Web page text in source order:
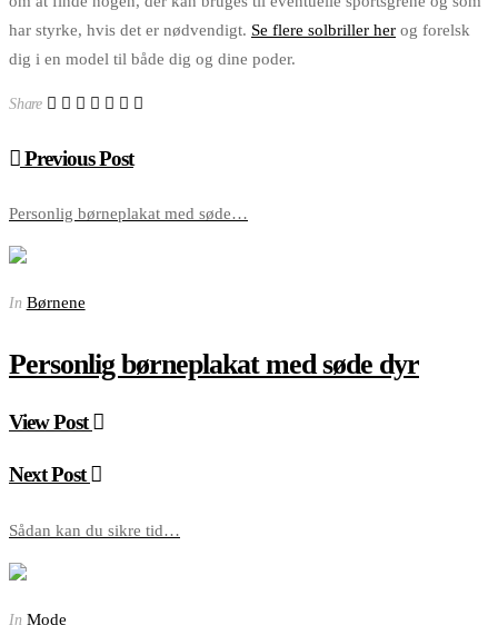
har styrke, hvis det er nødvendigt. Se flere solbriller her og forelsk
dig i en model til både dig og dine poder.
Share
Previous Post
Personlig børneplakat med søde…
In Børnene
Personlig børneplakat med søde dyr
View Post
Next Post
Sådan kan du sikre tid…
In Mode